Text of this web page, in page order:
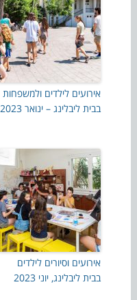
אירועים לילדים ולמשפחות
בבית ליבלינג – ינואר 2023
אירועים וסיורים לילדים
בבית ליבלינג, יוני 2023